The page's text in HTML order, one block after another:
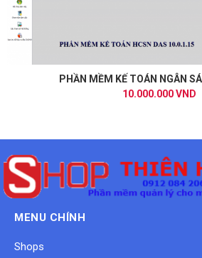
PHẦN MỀM KẾ TOÁN NGÂN
10.000.000 VND
MENU CHÍNH
Shops